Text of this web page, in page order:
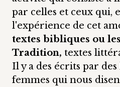
par celles et ceux qui,
l'expérience de cet
textes bibliques ou
Tradition, textes
Il y a des écrits par
femmes qui nous